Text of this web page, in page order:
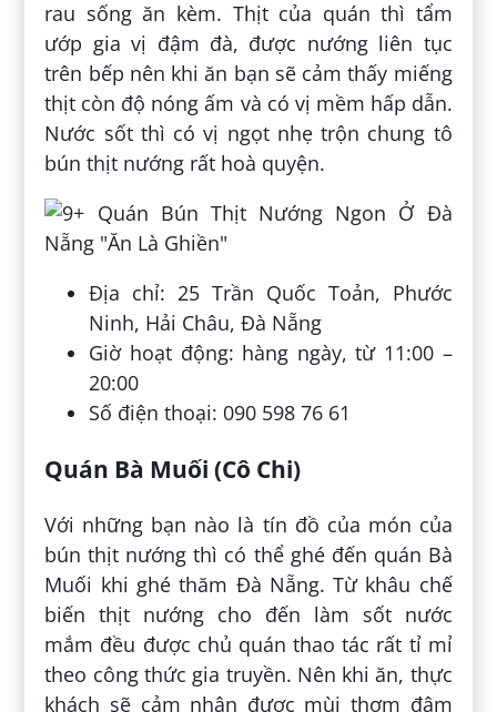
rau sống ăn kèm. Thịt của quán thì tẩm
ướp gia vị đậm đà, được nướng liên tục
trên bếp nên khi ăn bạn sẽ cảm thấy miếng
thịt còn độ nóng ấm và có vị mềm hấp dẫn.
Nước sốt thì có vị ngọt nhẹ trộn chung tô
bún thịt nướng rất hoà quyện.
Địa chỉ: 25 Trần Quốc Toản, Phước
Ninh, Hải Châu, Đà Nẵng
Giờ hoạt động: hàng ngày, từ 11:00 –
20:00
Số điện thoại: 090 598 76 61
Quán Bà Muối (Cô Chi)
Với những bạn nào là tín đồ của món của
bún thịt nướng thì có thể ghé đến quán Bà
Muối khi ghé thăm Đà Nẵng. Từ khâu chế
biến thịt nướng cho đến làm sốt nước
mắm đều được chủ quán thao tác rất tỉ mỉ
theo công thức gia truyền. Nên khi ăn, thực
khách sẽ cảm nhận được mùi thơm đậm